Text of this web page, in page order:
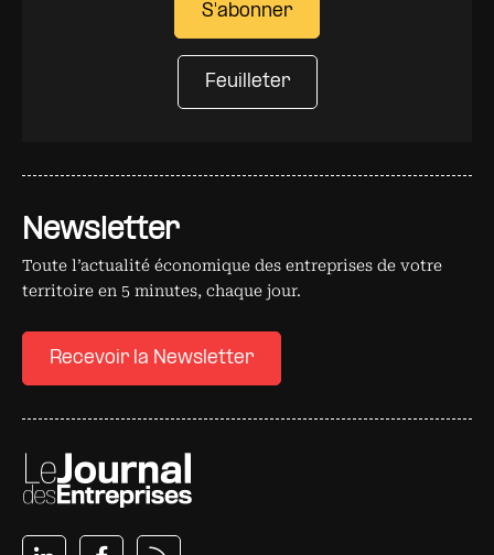
Newsletter
Toute l’actualité économique des entreprises de votre
territoire en 5 minutes, chaque jour.
Recevoir la Newsletter
S'abonner
Feuilleter